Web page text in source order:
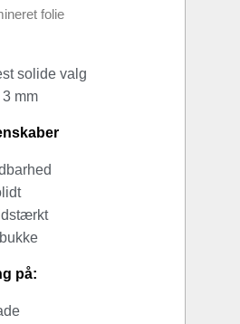
folie
solide valg
mm
på: